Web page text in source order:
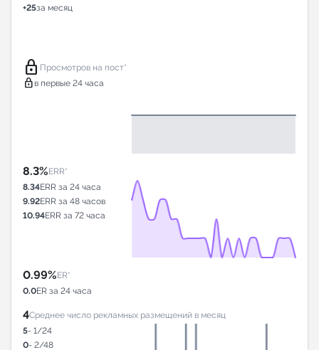
+25за месяц
lock Просмотров на пост*
lock в первые 24 часа
8.3%ERR*
8.34ERR за 24 часа
9.92ERR за 48 часов
10.94ERR за 72 часа
0.99%ER*
0.0ER за 24 часа
4Среднее число рекламных размещений в месяц
5- 1/24
0- 2/48